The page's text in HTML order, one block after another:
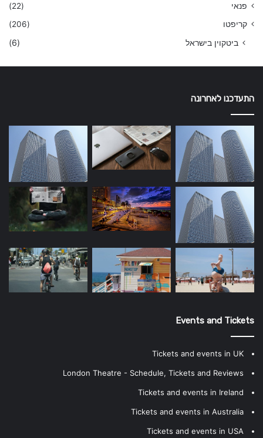
פנאי
(22)
קריפטו
(206)
ביטקוין בישראל (6)
התעדכנו לאחרונה
Events and Tickets
Tickets and events in UK
London Theatre - Schedule, Tickets and Reviews
Tickets and events in Ireland
Tickets and events in Australia
Tickets and events in USA